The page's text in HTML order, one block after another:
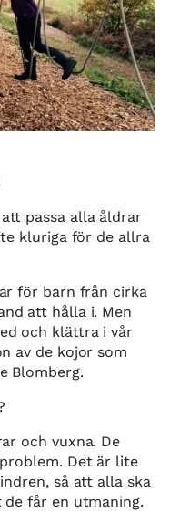
passa alla åldrar
kluriga för de allra
för barn från cirka
att hålla i. Men
och klättra i vår
av de kojor som
Blomberg.
och vuxna. De
Det är lite
så att alla ska
får en utmaning.